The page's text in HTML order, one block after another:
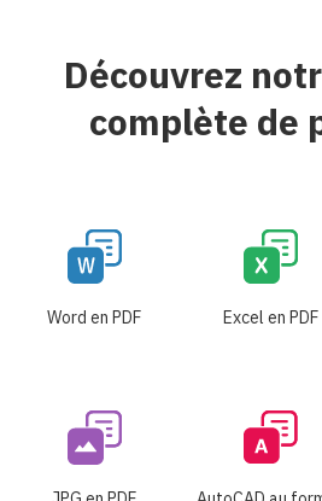
Découvrez
complète de
Word en PDF Excel en PDF